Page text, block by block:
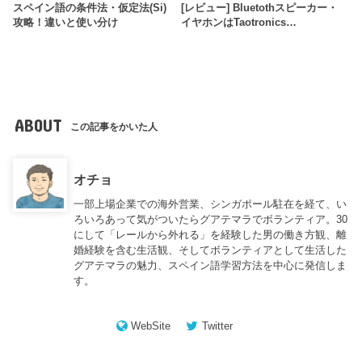
スペイン語の条件法・仮定法(Si)
攻略！違いと使い分け
[レビュー] Bluetothスピーカー・
イヤホンはTaotronics…
ABOUT この記事をかいた人
オチョ
一部上場企業での海外営業、シンガポール駐在を経て、い
ろいろあって気がついたらグアテマラでボランティア。30
にして「レールから外れる」を経験した男の働き方観、離
婚経験を含む生活観、そしてボランティアとして生活した
グアテマラの魅力、スペイン語学習方法を中心に発信しま
す。
WebSite Twitter